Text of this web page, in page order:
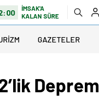
İMSAK'A
KALAN SÜRE
GAZETELER
Deprem